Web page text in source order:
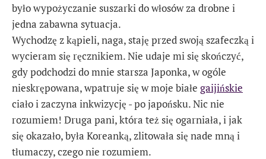
było wypożyczanie suszarki do włosów za drobne i
jedna zabawna sytuacja.
Wychodzę z kąpieli, naga, staję przed swoją szafeczką i
wycieram się ręcznikiem. Nie udaje mi się skończyć,
gdy podchodzi do mnie starsza Japonka, w ogóle
nieskrępowana, wpatruje się w moje białe gaijińskie
ciało i zaczyna inkwizycję - po japońsku. Nic nie
rozumiem! Druga pani, która też się ogarniała, i jak
się okazało, była Koreanką, zlitowała się nade mną i
tłumaczy, czego nie rozumiem.